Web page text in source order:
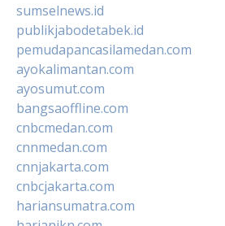
sumselnews.id
publikjabodetabek.id
pemudapancasilamedan.com
ayokalimantan.com
ayosumut.com
bangsaoffline.com
cnbcmedan.com
cnnmedan.com
cnnjakarta.com
cnbcjakarta.com
hariansumatra.com